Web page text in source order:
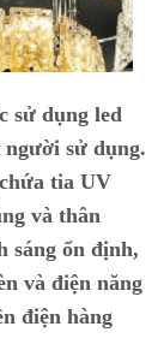
sử dụng led
sử dụng.
tia UV
và thân
sáng ổn định,
và điện năng
điện hàng